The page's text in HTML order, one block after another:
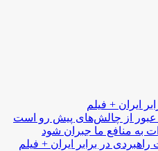
ایران + فیلم
عبور از چالش‌های پیش رو است
به منافع ما جبران شود
در برابر ایران + فیلم